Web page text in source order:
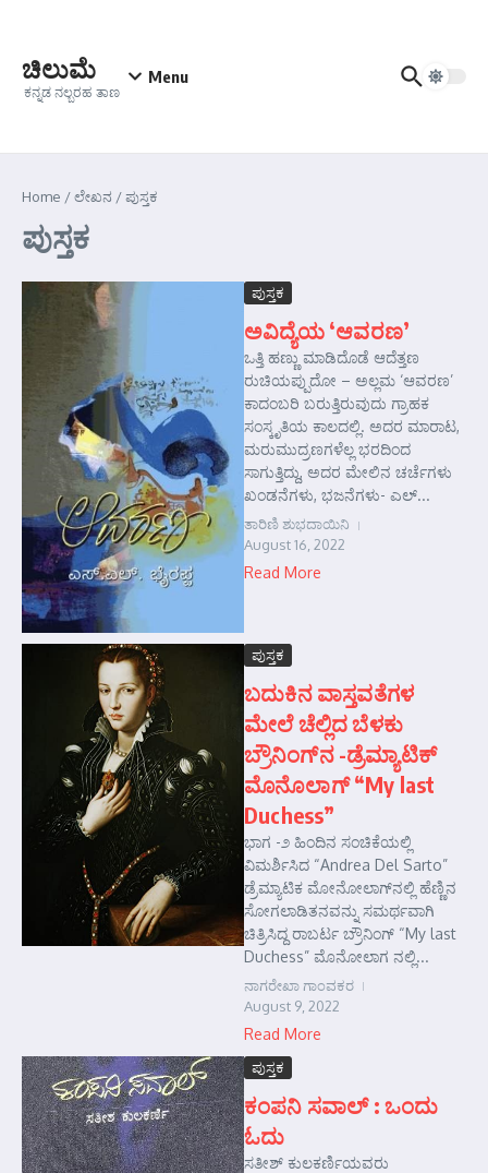
ಚಿಲುಮೆ
ಕನ್ನಡ ನಲ್ಬರಹ ತಾಣ
Menu
Home /ಲೇಖನ /ಪುಸ್ತಕ
ಪುಸ್ತಕ
ಪುಸ್ತಕ
ಅವಿದ್ಯೆಯ ‘ಆವರಣ’
ಒತ್ತಿ ಹಣ್ಣು ಮಾಡಿದೊಡೆ ಆದೆತ್ತಣ
ರುಚಿಯಪ್ಪುದೋ – ಅಲ್ಲಮ ‘ಆವರಣ’
ಕಾದಂಬರಿ ಬರುತ್ತಿರುವುದು ಗ್ರಾಹಕ
ಸಂಸ್ಕೃತಿಯ ಕಾಲದಲ್ಲಿ. ಅದರ ಮಾರಾಟ,
ಮರುಮುದ್ರಣಗಳೆಲ್ಲ ಭರದಿಂದ
ಸಾಗುತ್ತಿದ್ದು, ಅದರ ಮೇಲಿನ ಚರ್ಚೆಗಳು
ಖಂಡನೆಗಳು, ಭಜನೆಗಳು- ಎಲ್...
ತಾರಿಣಿ ಶುಭದಾಯಿನಿ
August 16, 2022
Read More
ಪುಸ್ತಕ
ಬದುಕಿನ ವಾಸ್ತವತೆಗಳ
ಮೇಲೆ ಚೆಲ್ಲಿದ ಬೆಳಕು
ಬ್ರೌನಿಂಗ್‌ನ -ಡ್ರೆಮ್ಯಾಟಿಕ್
ಮೊನೊಲಾಗ್ “My last
Duchess”
ಭಾಗ -೨ ಹಿಂದಿನ ಸಂಚಿಕೆಯಲ್ಲಿ
ವಿಮರ್ಶಿಸಿದ “Andrea Del Sarto”
ಡ್ರೆಮ್ಯಾಟಿಕ ಮೋನೋಲಾಗ್‌ನಲ್ಲಿ ಹೆಣ್ಣಿನ
ಸೋಗಲಾಡಿತನವನ್ನು ಸಮರ್ಥವಾಗಿ
ಚಿತ್ರಿಸಿದ್ದ ರಾಬರ್ಟ ಬ್ರೌನಿಂಗ್ “My last
Duchess” ಮೊನೋಲಾಗ ನಲ್ಲಿ...
ನಾಗರೇಖಾ ಗಾಂವಕರ
August 9, 2022
Read More
ಪುಸ್ತಕ
ಕಂಪನಿ ಸವಾಲ್ : ಒಂದು
ಓದು
ಸತೀಶ್ ಕುಲಕರ್ಣಿಯವರು